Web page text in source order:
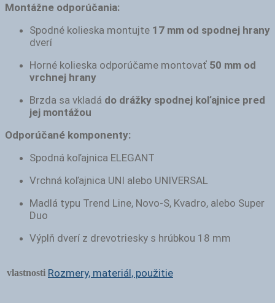
Montážne odporúčania:
Spodné kolieska montujte 17 mm od spodnej hrany
dverí
Horné kolieska odporúčame montovať 50 mm od
vrchnej hrany
Brzda sa vkladá do drážky spodnej koľajnice pred
jej montážou
Odporúčané komponenty:
Spodná koľajnica ELEGANT
Vrchná koľajnica UNI alebo UNIVERSAL
Madlá typu Trend Line, Novo-S, Kvadro, alebo Super
Duo
Výplň dverí z drevotriesky s hrúbkou 18 mm
vlastnosti Rozmery, materiál, použitie